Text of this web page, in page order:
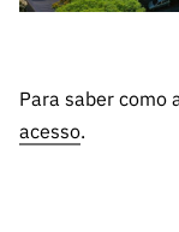
Para saber como
acesso.